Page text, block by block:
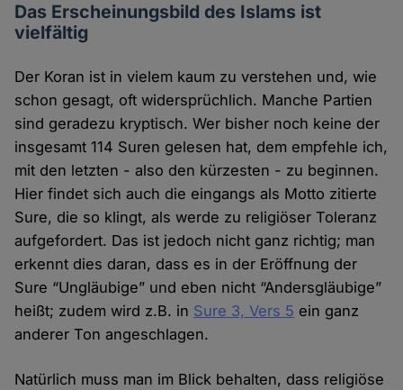
Das Erscheinungsbild des Islams ist
vielfältig
Der Koran ist in vielem kaum zu verstehen und, wie
schon gesagt, oft widersprüchlich. Manche Partien
sind geradezu kryptisch. Wer bisher noch keine der
insgesamt 114 Suren gelesen hat, dem empfehle ich,
mit den letzten - also den kürzesten - zu beginnen.
Hier findet sich auch die eingangs als Motto zitierte
Sure, die so klingt, als werde zu religiöser Toleranz
aufgefordert. Das ist jedoch nicht ganz richtig; man
erkennt dies daran, dass es in der Eröffnung der
Sure “Ungläubige” und eben nicht “Andersgläubige”
heißt; zudem wird z.B. in Sure 3, Vers 5 ein ganz
anderer Ton angeschlagen.
Natürlich muss man im Blick behalten, dass religiöse